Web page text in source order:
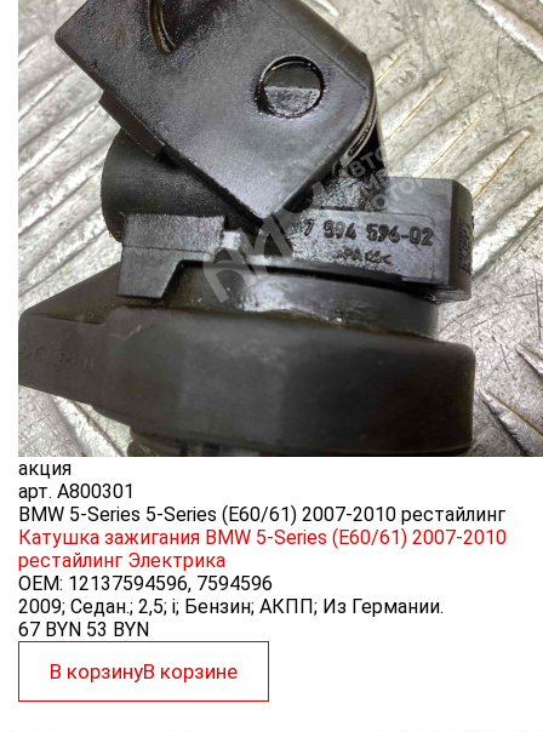
акция
арт. A800301
BMW 5-Series 5-Series (E60/61) 2007-2010 рестайлинг
Катушка зажигания BMW 5-Series (E60/61) 2007-2010
рестайлинг Электрика
OEM: 12137594596, 7594596
2009; Седан.; 2,5; i; Бензин; АКПП; Из Германии.
67 BYN 53 BYN
В корзинуВ корзине